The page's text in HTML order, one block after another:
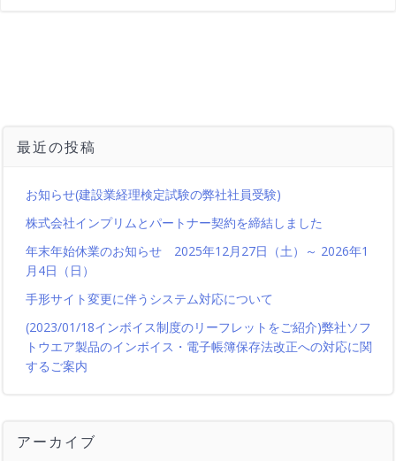
最近の投稿
お知らせ(建設業経理検定試験の弊社社員受験)
株式会社インプリムとパートナー契約を締結しました
年末年始休業のお知らせ 2025年12月27日（土）～ 2026年1
月4日（日）
手形サイト変更に伴うシステム対応について
(2023/01/18インボイス制度のリーフレットをご紹介)弊社ソフ
トウエア製品のインボイス・電子帳簿保存法改正への対応に関
するご案内
アーカイブ